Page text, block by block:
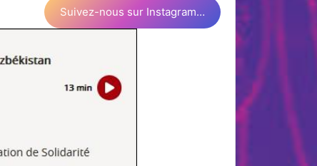
Suivez-nous sur Instagram…